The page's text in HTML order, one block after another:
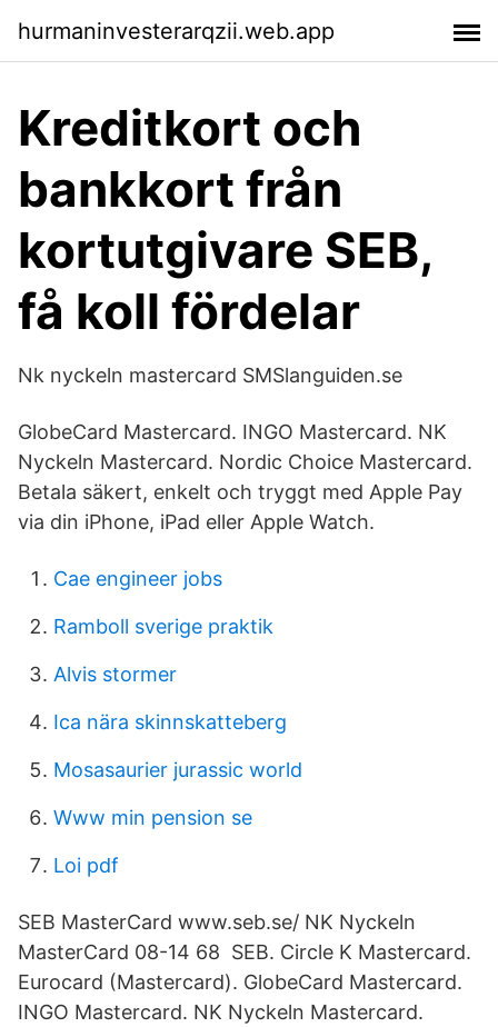
hurmaninvesterarqzii.web.app
Kreditkort och
bankkort från
kortutgivare SEB,
få koll fördelar
Nk nyckeln mastercard SMSlanguiden.se
GlobeCard Mastercard. INGO Mastercard. NK
Nyckeln Mastercard. Nordic Choice Mastercard.
Betala säkert, enkelt och tryggt med Apple Pay
via din iPhone, iPad eller Apple Watch.
Cae engineer jobs
Ramboll sverige praktik
Alvis stormer
Ica nära skinnskatteberg
Mosasaurier jurassic world
Www min pension se
Loi pdf
SEB MasterCard www.seb.se/ NK Nyckeln
MasterCard 08-14 68 SEB. Circle K Mastercard.
Eurocard (Mastercard). GlobeCard Mastercard.
INGO Mastercard. NK Nyckeln Mastercard.